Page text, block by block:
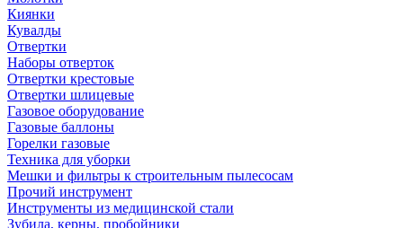
Киянки
Кувалды
Отвертки
Наборы отверток
Отвертки крестовые
Отвертки шлицевые
Газовое оборудование
Газовые баллоны
Горелки газовые
Техника для уборки
Мешки и фильтры к строительным пылесосам
Прочий инструмент
Инструменты из медицинской стали
Зубила, керны, пробойники